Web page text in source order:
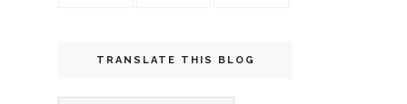
TRANSLATE THIS BLOG